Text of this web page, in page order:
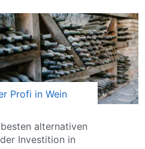
Profi in Wein
alternativen
Investition in